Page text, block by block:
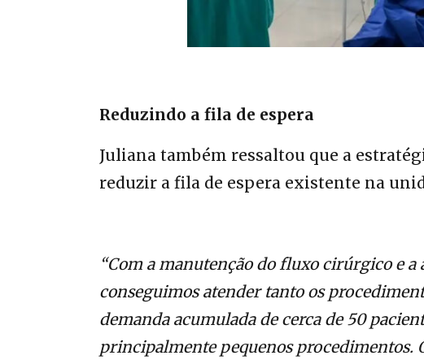
Reduzindo a fila de espera
Juliana também ressaltou que a
reduzir a fila de espera existente na
“Com a manutenção do fluxo cirúrgico e
conseguimos atender tanto os
demanda acumulada de cerca de 50
principalmente pequenos procedimentos.